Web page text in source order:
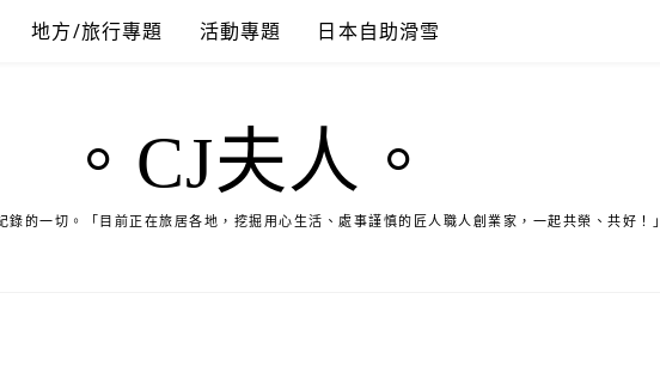
地方/旅行專題 活動專題 日本自助滑雪
。CJ夫人。
錄的一切。「目前正在旅居各地，挖掘用心生活、處事謹慎的匠人職人創業家，一起共榮、共好！」